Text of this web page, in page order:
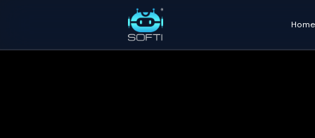
Home